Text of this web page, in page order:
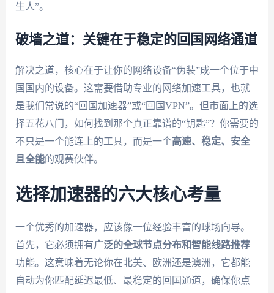
生人”。
破墙之道：关键在于稳定的回国网络通道
解决之道，核心在于让你的网络设备“伪装”成一个位于中
国国内的设备。这需要借助专业的网络加速工具，也就
是我们常说的“回国加速器”或“回国VPN”。但市面上的选
择五花八门，如何找到那个真正靠谱的“钥匙”？你需要的
不只是一个能连上的工具，而是一个高速、稳定、安全
且全能的观赛伙伴。
选择加速器的六大核心考量
一个优秀的加速器，应该像一位经验丰富的球场向导。
首先，它必须拥有广泛的全球节点分布和智能线路推荐
功能。这意味着无论你在北美、欧洲还是澳洲，它都能
自动为你匹配延迟最低、最稳定的回国通道，确保你点